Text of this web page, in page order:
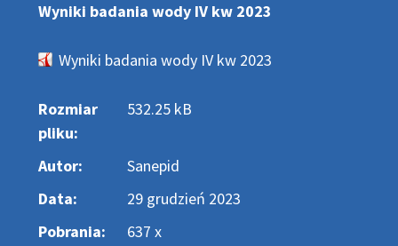
Wyniki badania wody IV kw 2023
Wyniki badania wody IV kw 2023
Rozmiar
pliku:
532.25 kB
Autor:
Sanepid
Data:
29 grudzień 2023
Pobrania:
637 x